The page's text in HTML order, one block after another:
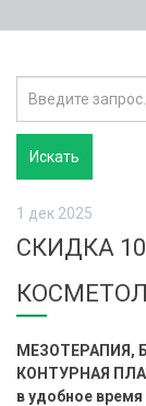
1 дек 2025
СКИДКА
МЕЗОТЕРАПИЯ,
КОНТУРНАЯ
в удобное время